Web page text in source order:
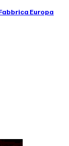
Europa